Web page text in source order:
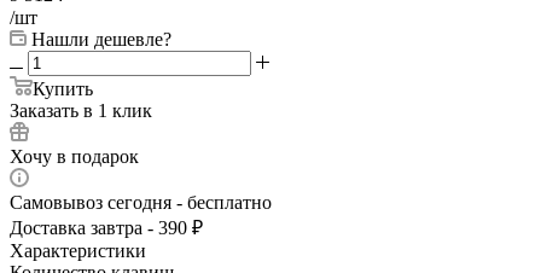
/шт
Нашли дешевле?
Купить
Заказать в 1 клик
Хочу в подарок
Самовывоз сегодня - бесплатно
Доставка завтра - 390 ₽
Характеристики